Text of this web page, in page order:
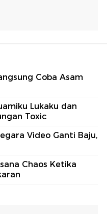
Coba Asam
Lukaku dan
Toxic
Video Ganti Baju,
Chaos Ketika